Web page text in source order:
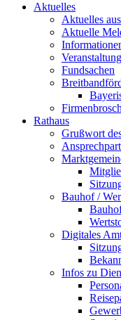
Aktuelles
Aktuelles
Aktuelle
Fundsachen
Rathaus
Grußwort
Bauhof /
Digitales
Infos zu